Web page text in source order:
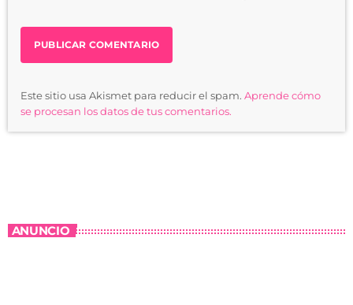
Este sitio usa Akismet para reducir el spam. Aprende cómo
se procesan los datos de tus comentarios.
ANUNCIO